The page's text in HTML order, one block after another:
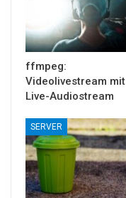
ffmpeg:
Videolivestream mit
Live-Audiostream
SERVER